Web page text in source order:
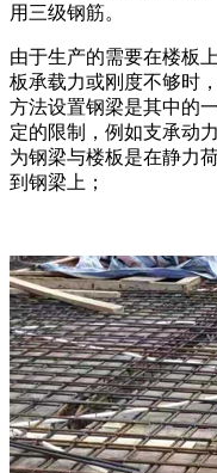
用三级钢筋。
由于生产的需要在楼板
板承载力或刚度不够时
方法设置钢梁是其中的
定的限制，例如支承动
为钢梁与楼板是在静力
到钢梁上；